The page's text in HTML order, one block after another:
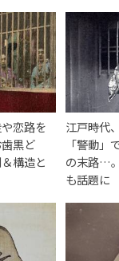
恋路を
黒ど
構造と
江戸時代
「警動」
の末路…
も話題に